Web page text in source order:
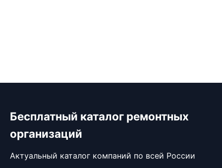
Бесплатный каталог ремонтных
организаций
Актуальный каталог компаний по всей России